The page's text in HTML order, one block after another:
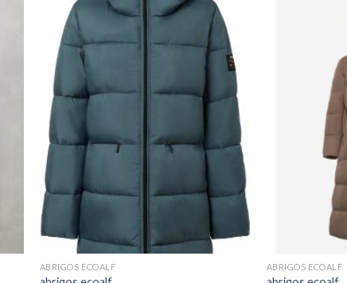
ABRIGOS ECOALF ABRIGOS ECOALF